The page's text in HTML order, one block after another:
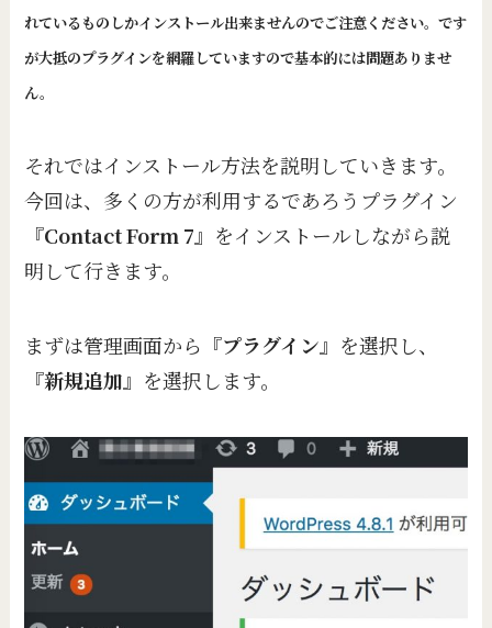
れているものしかインストール出来ませんのでご注意ください。です
が大抵のプラグインを網羅していますので基本的には問題ありませ
ん。
それではインストール方法を説明していきます。
今回は、多くの方が利用するであろうプラグイン
『Contact Form 7』をインストールしながら説
明して行きます。
まずは管理画面から『プラグイン』を選択し、
『新規追加』を選択します。